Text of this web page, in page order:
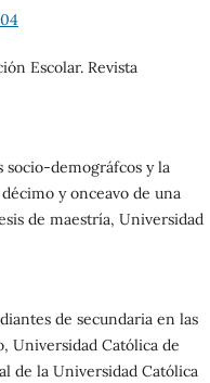
Escolar. Revista
socio-demográfcos y la
y onceavo de una
de maestría, Universidad
de secundaria en las
Universidad Católica de
de la Universidad Católica